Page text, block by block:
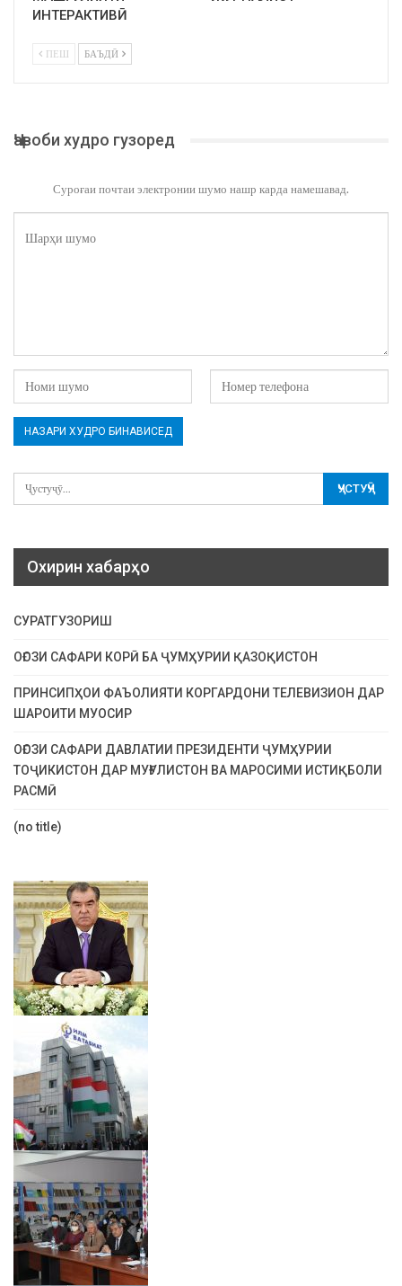
ИНТЕРАКТИВӢ
ПЕШ БАЪДӢ
Ҷавоби худро гузоред
Суроғаи почтаи электронии шумо нашр карда намешавад.
Охирин хабарҳо
СУРАТГУЗОРИШ
ОҒОЗИ САФАРИ КОРӢ БА ҶУМҲУРИИ ҚАЗОҚИСТОН
ПРИНСИПҲОИ ФАЪОЛИЯТИ КОРГАРДОНИ ТЕЛЕВИЗИОН ДАР
ШАРОИТИ МУОСИР
ОҒОЗИ САФАРИ ДАВЛАТИИ ПРЕЗИДЕНТИ ҶУМҲУРИИ
ТОҶИКИСТОН ДАР МУҒУЛИСТОН ВА МАРОСИМИ ИСТИҚБОЛИ
РАСМӢ
(no title)